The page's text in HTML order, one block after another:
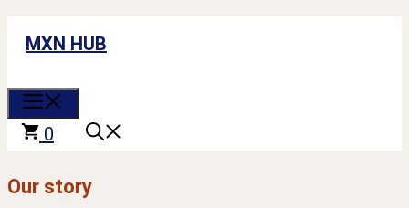
Chuyển
nội
dung
MXN HUB
0
Our story